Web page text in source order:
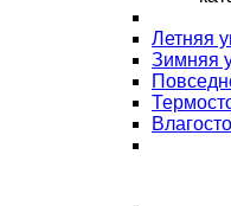
Летняя
Зимняя